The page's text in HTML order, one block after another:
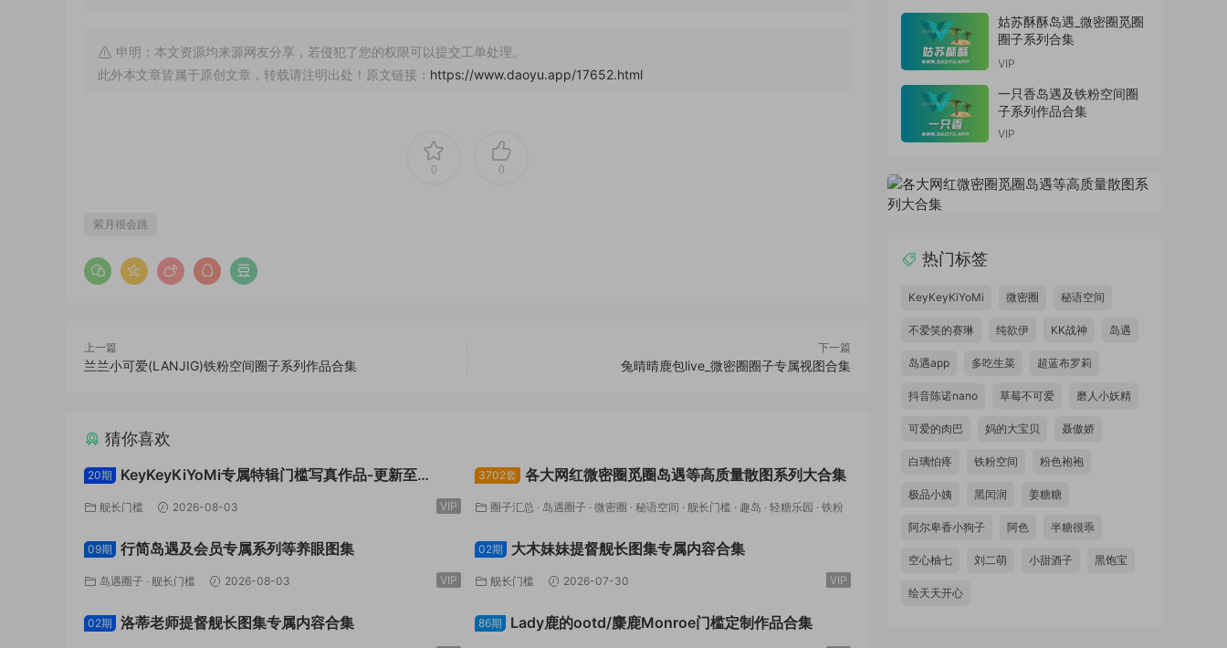
申明：本文资源均来源网友分享，若侵犯了您的权限可以提交工单处理。
此外本文章皆属于原创文章，转载请注明出处！原文链接： https://www.daoyu.app/17652.html
0 0
紫月很会跳
上一篇
兰兰小可爱(LANJIG)铁粉空间圈子系列作品合集
下一篇
兔晴晴鹿包live_微密圈圈子专属视图合集
猜你喜欢
20期
KeyKeyKiYoMi专属特辑门槛写真作品-更新至
2026.08
舰长门槛 2026-08-03 VIP
3702套 各大网红微密圈觅圈岛遇等高质量散图系列大合集
圈子汇总 · 岛遇圈子· 微密圈 · 秘语空间 · 舰长门槛· 趣岛 · 轻糖乐园 · 铁粉
09期
行简岛遇及会员专属系列等养眼图集
岛遇圈子 · 舰长门槛 2026-08-03 VIP
02期 大木妹妹提督舰长图集专属内容合集
舰长门槛 2026-07-30 VIP
02期 洛蒂老师提督舰长图集专属内容合集 86期 Lady鹿的ootd/麋鹿Monroe门槛定制作品合集
姑苏酥酥岛遇_微密圈觅圈
圈子系列合集
VIP
一只香岛遇及铁粉空间圈
子系列作品合集
VIP
热门标签
KeyKeyKiYoMi 微密圈 秘语空间
不爱笑的赛琳 纯欲伊 KK战神 岛遇
岛遇app 多吃生菜 超蓝布罗莉
抖音陈诺nano 草莓不可爱 磨人小妖精
可爱的肉巴 妈的大宝贝 聂傲娇
白璃怕疼 铁粉空间 粉色袍袍
极品小姨 黑闰润 姜糖糖
阿尔卑香小狗子 阿色 半糖很乖
空心柚七 刘二萌 小甜酒子 黑饱宝
绘天天开心